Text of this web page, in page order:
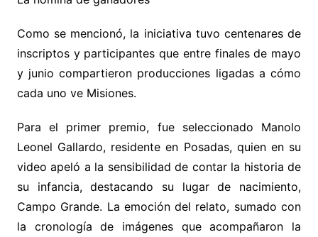
Como se mencionó, la iniciativa tuvo centenares de
inscriptos y participantes que entre finales de mayo
y junio compartieron producciones ligadas a cómo
cada uno ve Misiones.
Para el primer premio, fue seleccionado Manolo
Leonel Gallardo, residente en Posadas, quien en su
video apeló a la sensibilidad de contar la historia de
su infancia, destacando su lugar de nacimiento,
Campo Grande. La emoción del relato, sumado con
la cronología de imágenes que acompañaron la